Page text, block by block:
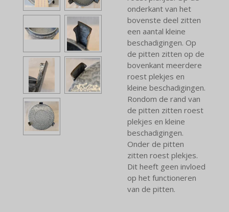
onderkant van het
bovenste deel zitten
een aantal kleine
beschadigingen. Op
de pitten zitten op de
bovenkant meerdere
roest plekjes en
kleine beschadigingen.
Rondom de rand van
de pitten zitten roest
plekjes en kleine
beschadigingen.
Onder de pitten
zitten roest plekjes.
Dit heeft geen invloed
op het functioneren
van de pitten.